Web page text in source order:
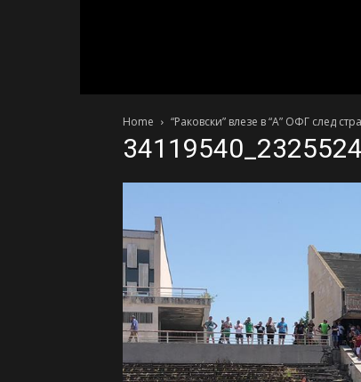
Home “Раковски” влезе в “А” ОФГ след